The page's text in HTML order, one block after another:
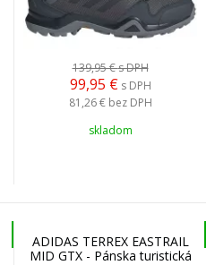
139,95 €s DPH
99,95 € s DPH
81,26 € bez DPH
skladom
ADIDAS TERREX EASTRAIL
MID GTX - Pánska turistická